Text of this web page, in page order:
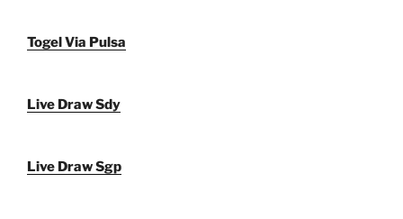
Togel Via Pulsa
Live Draw Sdy
Live Draw Sgp